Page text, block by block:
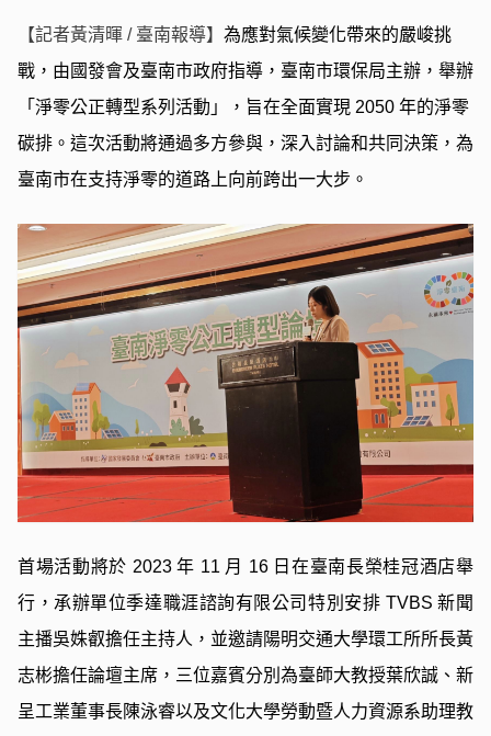
【記者黃清暉 / 臺南報導】 為應對氣候變化帶來的嚴峻挑
戰，由國發會及臺南市政府指導，臺南市環保局主辦，舉辦
「淨零公正轉型系列活動」，旨在全面實現 2050 年的淨零
碳排。這次活動將通過多方參與，深入討論和共同決策，為
臺南市在支持淨零的道路上向前跨出一大步。
首場活動將於 2023 年 11 月 16 日在臺南長榮桂冠酒店舉
行，承辦單位季達職涯諮詢有限公司特別安排 TVBS 新聞
主播吳姝叡擔任主持人，並邀請陽明交通大學環工所所長黃
志彬擔任論壇主席，三位嘉賓分別為臺師大教授葉欣誠、新
呈工業董事長陳泳睿以及文化大學勞動暨人力資源系助理教